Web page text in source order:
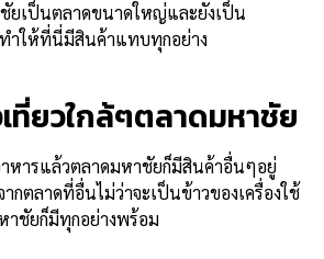
ยเป็นตลาดขนาดใหญ่และยังเป็น
ำให้ที่นี่มีสินค้าแทบทุกอย่าง
ที่ยวใกล้ๆตลาดมหาชัย
หารแล้วตลาดมหาชัยก็มีสินค้าอื่นๆอยู่
กตลาดที่อื่นไม่ว่าจะเป็นข้าวของเครื่องใช้
ชัยก็มีทุกอย่างพร้อม